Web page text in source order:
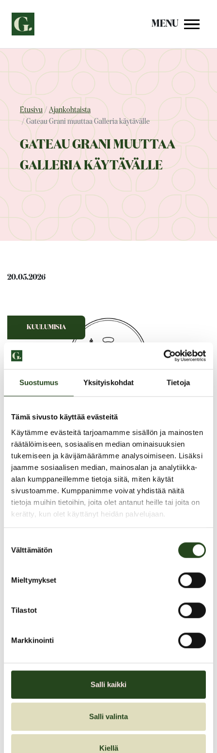
Suostumus Yksityiskohdat Tietoja
Tämä sivusto käyttää evästeitä
Käytämme evästeitä tarjoamamme sisällön ja mainosten
räätälöimiseen, sosiaalisen median ominaisuuksien
tukemiseen ja kävijämäärämme analysoimiseen. Lisäksi
jaamme sosiaalisen median, mainosalan ja analytiikka-
alan kumppaneillemme tietoja siitä, miten käytät
sivustoamme. Kumppanimme voivat yhdistää näitä
tietoja muihin tietoihin, joita olet antanut heille tai joita on
kerätty, kun olet käyttänyt heidän palvelujaan.
valinta
Välttämätön
Mieltymykset
Tilastot
Markkinointi
Salli kaikki
Salli valinta
Kiellä
sisältöön
MENU
Etusivu
Ajankohtaista
Gateau Grani muuttaa Galleria käytävälle
GATEAU GRANI MUUTTAA
GALLERIA KÄYTÄVÄLLE
20.05.2026
KUULUMISIA
Gateau Grani muuttaa Galleria
käytävälle
Gateau avaa elokuussa uuden myymälän Granin kauppakeskuksen
Galleria-käytävälle, Kotipizzan viereen.
asiakaspaikkoja, emmekä ole pystyneet hyödyntämään
Asiakaspaikkojen määrä kasvaa yli kahteenkymmeneen. Lisäksi
rinnalle myös salaatit.
Gateu toteaakin: ”Olemme erittäin innoissamme uudesta sijainnista
ja mahdollisuudesta tarjota asiakkaillemme entistä viihtyisämpi ja
laadukkaampi asiakaskokemus.”
Elokuussa Granilaiset pääsevät herkuttelemaan uusissa tiloissa!